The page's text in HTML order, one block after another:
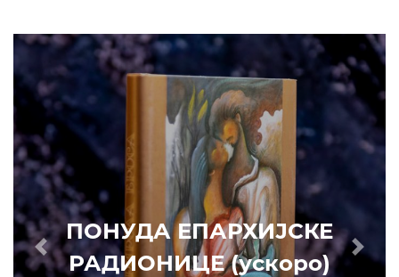
ПОНУДА ЕПАРХИЈСКЕ
РАДИОНИЦЕ (ускоро)
Prethodni